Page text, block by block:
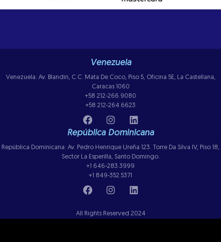
Venezuela
Venezuela: Av. Blandin, C.C. Mata De Coco, Piso 5, Oficina 5E, La Castellana,
Caracas 1060
+58 212-266.9080
+58 212-264.6623
República Dominicana
República Dominicana: Av. Pedro Henrique Ureña 123. Torre Da Silva IV, Piso 18,
Sector La Esperilla, Santo Domingo.
+1 646-283.3999
+1 849-352.5371
All Rights Reserved 2024